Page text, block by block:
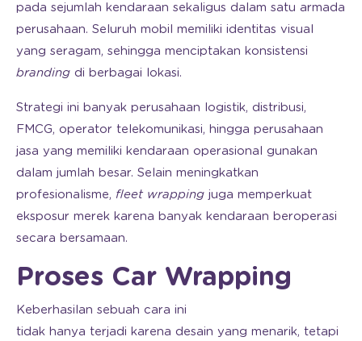
pada sejumlah kendaraan sekaligus dalam satu armada
perusahaan. Seluruh mobil memiliki identitas visual
yang seragam, sehingga menciptakan konsistensi
branding di berbagai lokasi.
Strategi ini banyak perusahaan logistik, distribusi,
FMCG, operator telekomunikasi, hingga perusahaan
jasa yang memiliki kendaraan operasional gunakan
dalam jumlah besar. Selain meningkatkan
profesionalisme, fleet wrapping juga memperkuat
eksposur merek karena banyak kendaraan beroperasi
secara bersamaan.
Proses Car Wrapping
Keberhasilan sebuah cara ini
tidak hanya terjadi karena desain yang menarik, tetapi